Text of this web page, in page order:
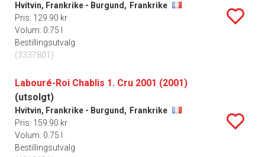
Hvitvin, Frankrike - Burgund, Frankrike
Pris: 129.90 kr
Volum: 0.75 l
Bestillingsutvalg
(3337801)
Labouré-Roi Chablis 1. Cru 2001 (2001)
(utsolgt)
Hvitvin, Frankrike - Burgund, Frankrike
Pris: 159.90 kr
Volum: 0.75 l
Bestillingsutvalg